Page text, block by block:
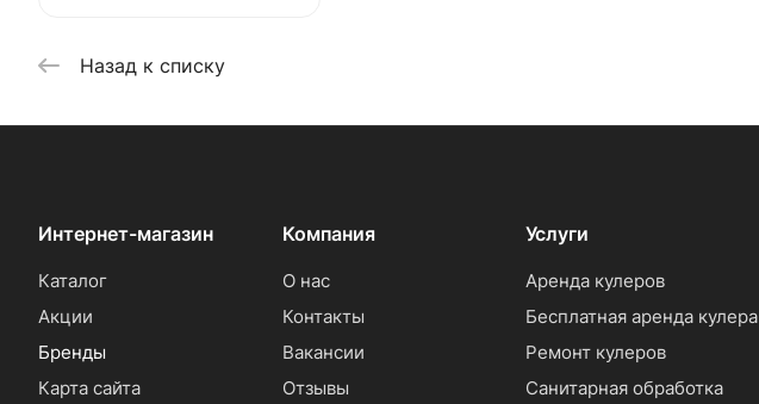
Назад к списку
Интернет-магазин
Каталог
Акции
Бренды
Карта сайта
Компания
О нас
Контакты
Вакансии
Отзывы
Услуги
Аренда кулеров
Бесплатная аренда кулера
Ремонт кулеров
Санитарная обработка